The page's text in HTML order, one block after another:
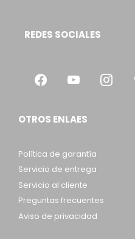
REDES SOCIALES
OTROS ENLAES
Política de garantía
Servicio de entrega
Servicio al cliente
Preguntas frecuentes
Aviso de privacidad